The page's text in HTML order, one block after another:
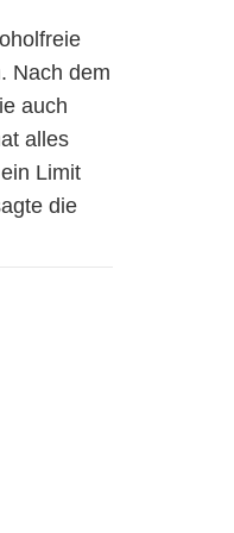
Nach dem
auch
alles
Limit
die